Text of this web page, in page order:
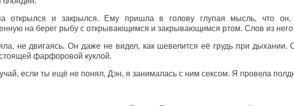
открылся и закрылся. Ему пришла в голову глупая мысль, что
на берег рыбу с открывающимся и закрывающимся ртом. Слов из
не двигаясь. Он даже не видел, как шевелится её грудь при дыхании.
фарфоровой куклой.
если ты ещё не понял, Дэн, я занималась с ним сексом. Я провела